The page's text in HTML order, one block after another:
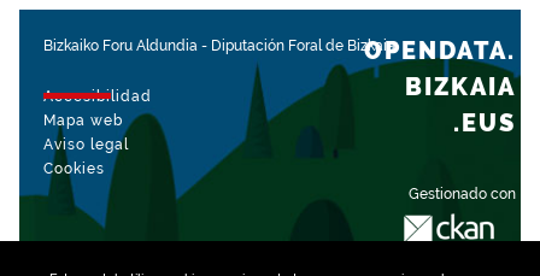
Bizkaiko Foru Aldundia - Diputación Foral de Bizkaia
Accesibilidad
Mapa web
Aviso legal
Cookies
Gestionado con
OPENDATA.
BIZKAIA
.EUS